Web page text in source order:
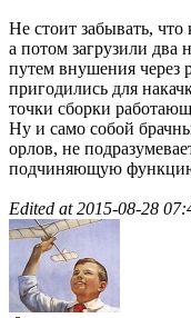
Не стоит забывать,
а потом загрузили два
путем внушения через
пригодились для
точки сборки
Ну и само собой
орлов, не
подчиняющую
Edited at2015-08-28